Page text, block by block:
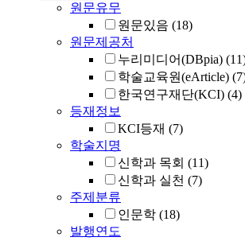
원문유무
원문있음 (18)
원문제공처
누리미디어(DBpia)
학술교육원(eArticle)
한국연구재단(KCI) (4)
등재정보
KCI등재 (7)
학술지명
신학과 목회 (11)
신학과 실천 (7)
주제분류
인문학 (18)
발행연도